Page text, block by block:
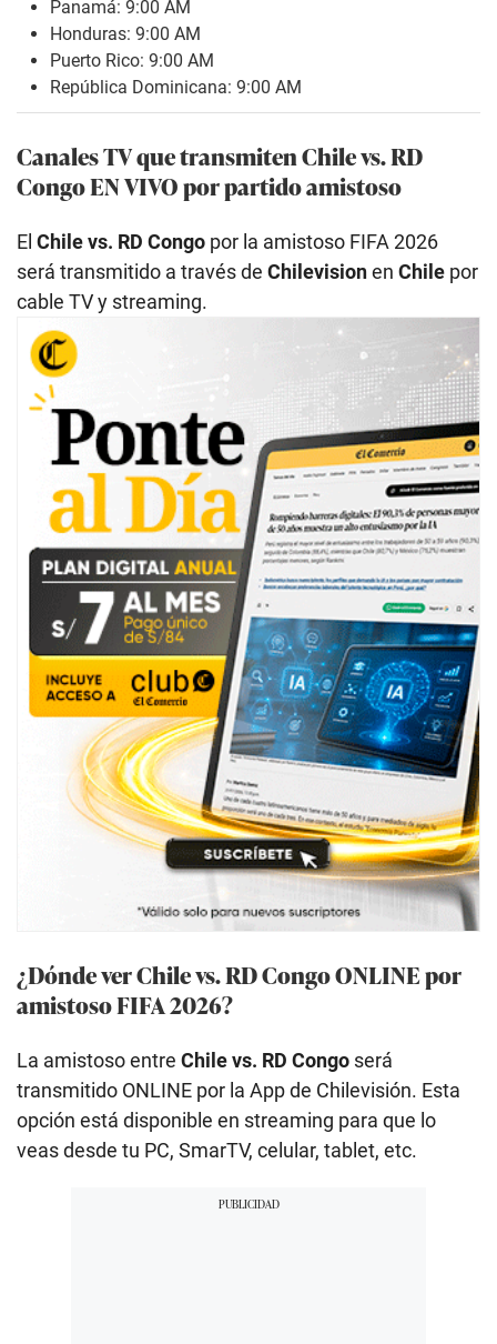
Panamá: 9:00 AM
Honduras: 9:00 AM
Puerto Rico: 9:00 AM
República Dominicana: 9:00 AM
Canales TV que transmiten Chile vs. RD
Congo EN VIVO por partido amistoso
El Chile vs. RD Congo por la amistoso FIFA 2026
será transmitido a través de Chilevisionen Chile por
cable TV y streaming.
¿Dónde ver Chile vs. RD Congo ONLINE por
amistoso FIFA 2026?
La amistoso entre Chile vs. RD Congo será
transmitido ONLINE por la App de Chilevisión. Esta
opción está disponible en streaming para que lo
veas desde tu PC, SmarTV, celular, tablet, etc.